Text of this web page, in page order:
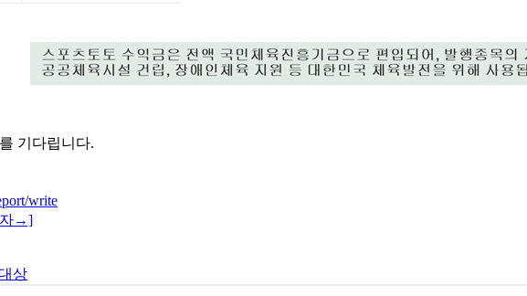
기다립니다.
write
자→]
상